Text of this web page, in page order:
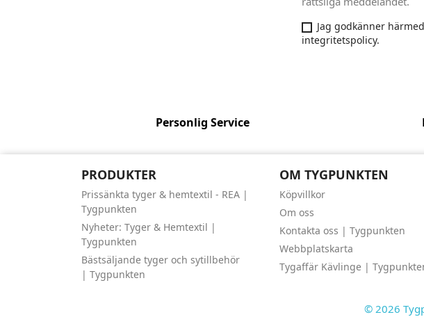
Jag godkänner
integritetspolicy.
Personlig Service
PRODUKTER
Prissänkta tyger & hemtextil - REA |
Tygpunkten
Nyheter: Tyger & Hemtextil |
Tygpunkten
Bästsäljande tyger och sytillbehör
| Tygpunkten
OM TYGPUNKTEN
Köpvillkor
Om oss
Kontakta oss | Tygpunkten
Webbplatskarta
Tygaffär Kävlinge |
© 2026